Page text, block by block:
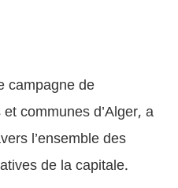
campagne de
communes d’Alger, a
l’ensemble des
de la capitale.